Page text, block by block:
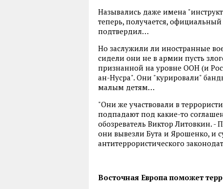
Назывались даже имена
теперь, получается,
подтвердил…
Но заслужили ли иностранные
сидели они не в армии пусть
признанной на уровне ООН (и
ан-Нусра". Они "курировали"
малым детям…
"Они же участвовали в
подпадают под какие-то
обозреватель Виктор Литовкин. -
они вывезли Бута и Ярошенко, и
антитеррористического
Восточная Европа поможет